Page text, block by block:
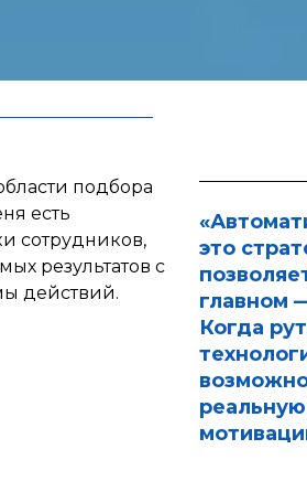
это
главном
Когда
подбора
есть
сотрудников,
результатов с
действий.